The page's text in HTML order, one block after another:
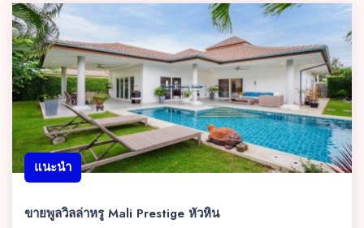
แนะนำ
ขายพูลวิลล่าหรู Mali Prestige หัวหิน